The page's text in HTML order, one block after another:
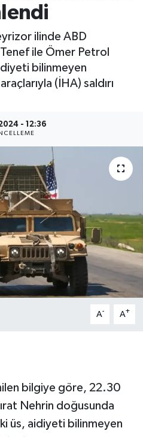
ilinde ABD
ile Ömer Petrol
bilinmeyen
(İHA) saldırı
- 12:36
A- A+
bilgiye göre, 22.30
Nehrin doğusunda
üs, aidiyeti bilinmeyen